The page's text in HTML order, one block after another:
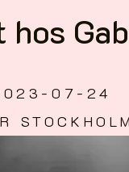
07-24